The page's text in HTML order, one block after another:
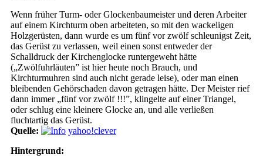
Wenn früher Turm- oder Glockenbaumeister und deren Arbeiter
auf einem Kirchturm oben arbeiteten, so mit den wackeligen
Holzgerüsten, dann wurde es um fünf vor zwölf schleunigst Zeit,
das Gerüst zu verlassen, weil einen sonst entweder der
Schalldruck der Kirchenglocke runtergeweht hätte
(„Zwölfuhrläuten” ist hier heute noch Brauch, und
Kirchturmuhren sind auch nicht gerade leise), oder man einen
bleibenden Gehörschaden davon getragen hätte. Der Meister rief
dann immer „fünf vor zwölf !!!”, klingelte auf einer Triangel,
oder schlug eine kleinere Glocke an, und alle verließen
fluchtartig das Gerüst.
Quelle:
yahoo!clever
Hintergrund: